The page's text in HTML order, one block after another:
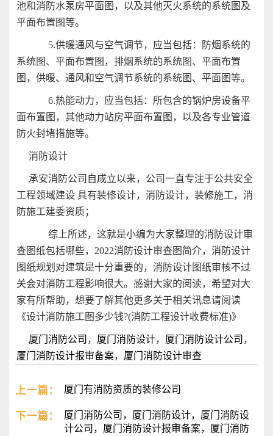
池和消防水泵房平面图，以及其他灭火系统的系统图及
平面布置图等。
5.供暖通风与空气调节，应当包括：防烟系统的
系统图、平面布置图，排烟系统的系统图、平面布置
图，供暖、通风和空气调节系统的系统图、平面图等。
6.热能动力，应当包括：所包含的锅炉房设备平
面布置图，其他动力站房平面布置图，以及各专业管道
防火封堵措施等。
消防设计
承安消防公司自成立以来，公司一直专注于公共安全
工程领域建设 具有装修设计，消防设计，装修施工，消
防施工建委资质；
综上所述，这就是小编为大家整理的消防设计审
查图纸包括哪些，2022消防设计审查图简介，消防设计
图纸规划对建筑是十分重要的，消防设计图纸审核不过
关会对消防工程影响很大。感谢大家的阅读，希望对大
家有所帮助，想要了解其他更多关于相关讯息请阅读
《设计消防施工图多少钱?(消防工程设计收费标准)》
厦门消防公司 ， 厦门消防设计， 厦门消防设计公司 ，
厦门消防设计报审备案， 厦门消防设计审查
上一篇： 厦门有消防资质的装修公司
下一篇：
厦门消防公司，厦门消防设计，厦门消防设
计公司，厦门消防设计报审备案，厦门消防